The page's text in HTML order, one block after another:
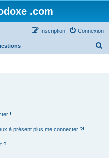
.com
Connexion
Inscription
!
à présent plus me connecter ?!
?